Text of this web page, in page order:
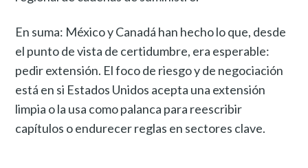
En suma: México y Canadá han hecho lo que, desde
el punto de vista de certidumbre, era esperable:
pedir extensión. El foco de riesgo y de negociación
está en si Estados Unidos acepta una extensión
limpia o la usa como palanca para reescribir
capítulos o endurecer reglas en sectores clave.